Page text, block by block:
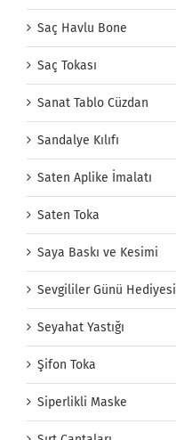
Saç Havlu Bone
Saç Tokası
Sanat Tablo Cüzdan
Sandalye Kılıfı
Saten Aplike İmalatı
Saten Toka
Saya Baskı ve Kesimi
Sevgililer Günü Hediyesi
Seyahat Yastığı
Şifon Toka
Siperlikli Maske